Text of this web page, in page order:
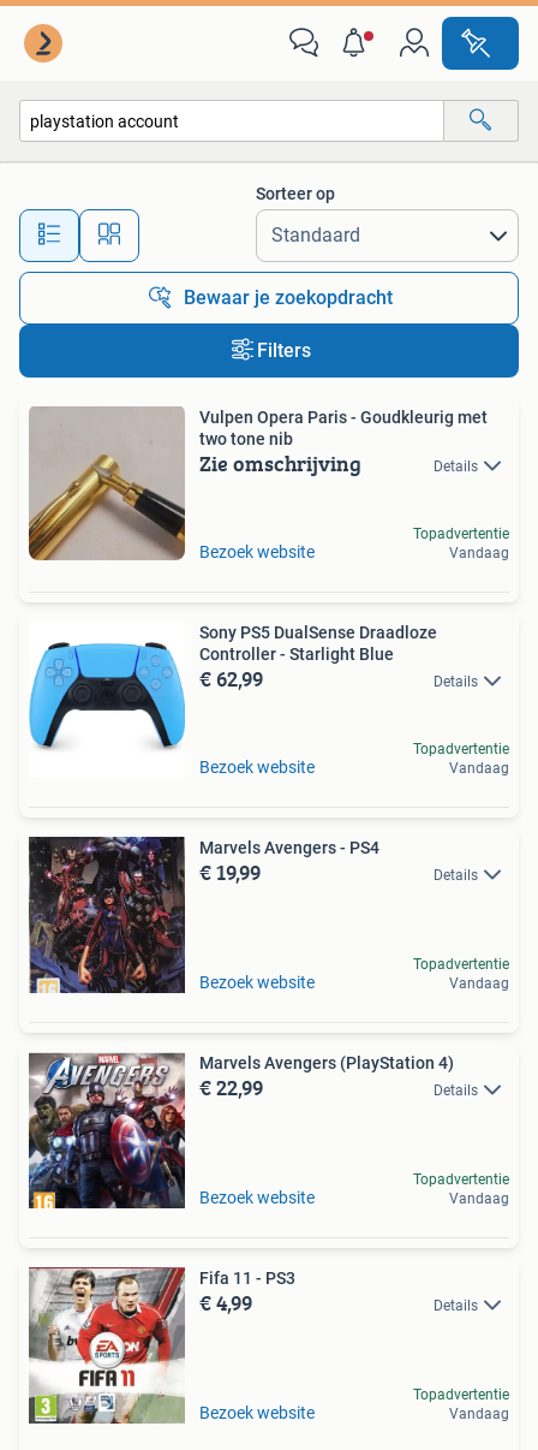
Alle afstanden…
Sorteer op
Bewaar je zoekopdracht
Filters
Vulpen Opera Paris - Goudkleurig met
two tone nib
Zie omschrijving Details
Bezoek website
Topadvertentie
Vandaag
Sony PS5 DualSense Draadloze
Controller - Starlight Blue
€ 62,99 Details
Bezoek website
Topadvertentie
Vandaag
Marvels Avengers - PS4
€ 19,99 Details
Bezoek website
Topadvertentie
Vandaag
Marvels Avengers (PlayStation 4)
€ 22,99 Details
Bezoek website
Topadvertentie
Vandaag
Fifa 11 - PS3
€ 4,99 Details
Bezoek website
Topadvertentie
Vandaag